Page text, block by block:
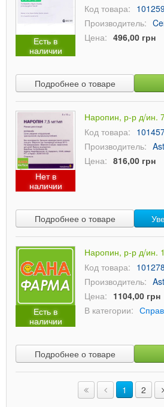
Есть в
наличии
Код товара:
Производитель:
Цена: 496,00 грн
Подробнее о товаре
Нет в
наличии
Наропин, р-р д/ин.
Код товара:
Производитель:
Цена: 816,00 грн
Подробнее о товаре
Есть в
наличии
Наропин, р-р д/ин.
Код товара:
Производитель:
Цена: 1104,00 грн
В категории:
Подробнее о товаре
1 2